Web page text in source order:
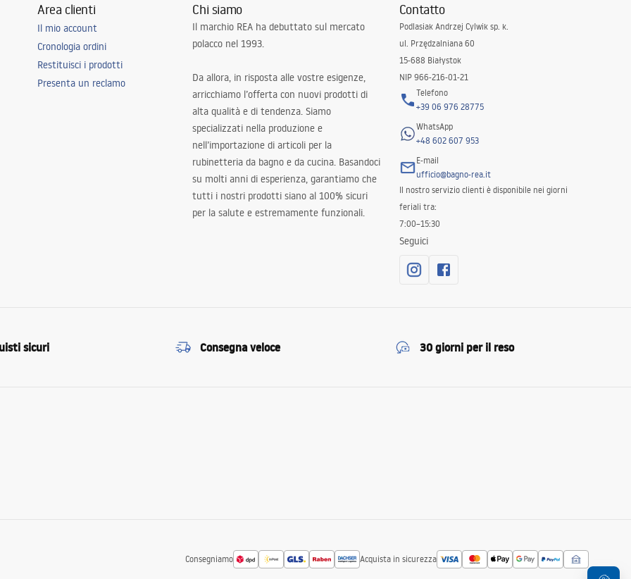
pranzo, corridoio/scale, cucina,
da letto, universale
Area clienti
Il mio account
Cronologia ordini
Restituisci i prodotti
Presenta un reclamo
Chi siamo
Il marchio REA ha debuttato sul mercato
polacco nel 1993.
Da allora, in risposta alle vostre esigenze,
arricchiamo l’offerta con nuovi prodotti di
alta qualità e di tendenza. Siamo
specializzati nella produzione e
nell’importazione di articoli per la
rubinetteria da bagno e da cucina. Basandoci
su molti anni di esperienza, garantiamo che
tutti i nostri prodotti siano al 100% sicuri
per la salute e estremamente funzionali.
Contatto
Podlasiak Andrzej Cylwik sp. k.
ul. Przędzalniana 60
15-688 Białystok
NIP 966-216-01-21
Telefono
+39 06 976 28775
WhatsApp
+48 602 607 953
E-mail
ufficio@bagno-rea.it
Il nostro servizio clienti è disponibile nei giorni
feriali tra:
7:00–15:30
Seguici
sicuri Consegna veloce 30 giorni per il reso
Consegniamo Acquista in sicurezza